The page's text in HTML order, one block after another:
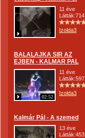
11 éve
Látták:714
Izolda3
BALALAJKA SIR AZ
EJBEN - KALMAR PAL
02:52
11 éve
Látták:597
Izolda3
Kalmár Pál - A szemed
13 éve
Látták:453